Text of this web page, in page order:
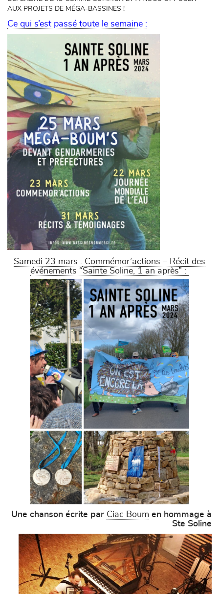
AUX PROJETS DE MÉGA-BASSINES !
Ce qui s’est passé toute le semaine :
Samedi 23 mars : Commémor’actions – Récit des
événements “Sainte Soline, 1 an après” :
Une chanson écrite par Ciac Boum en hommage à
Ste Soline